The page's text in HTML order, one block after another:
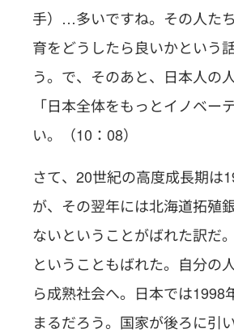
手）…多いですね。その人た
育をどうしたら良いかという
う。で、そのあと、日本人の
「日本全体をもっとイノベ
い。（10：08）
さて、20世紀の高度成長期は
が、その翌年には北海道拓殖
ないということがばれた訳だ
ということもばれた。自分の
ら成熟社会へ。日本では
まるだろう。国家が後ろに引